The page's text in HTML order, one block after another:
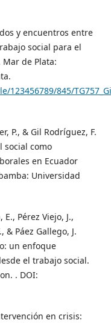
y encuentros entre
social para el
de Plata:
845/
P., & Gil Rodríguez, F.
social como
en Ecuador
Universidad
Pérez Viejo, J.,
& Páez Gallego, J.
un enfoque
el trabajo social.
. DOI:
en crisis: